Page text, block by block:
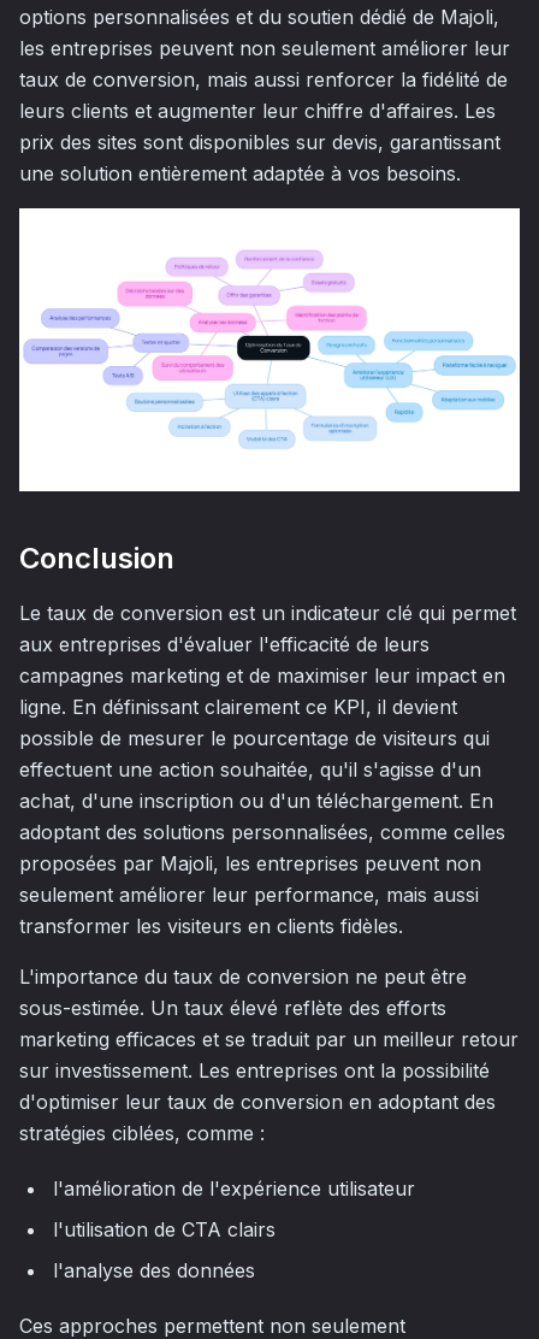
options personnalisées et du soutien dédié de Majoli,
les entreprises peuvent non seulement améliorer leur
taux de conversion, mais aussi renforcer la fidélité de
leurs clients et augmenter leur chiffre d'affaires. Les
prix des sites sont disponibles sur devis, garantissant
une solution entièrement adaptée à vos besoins.
Conclusion
Le taux de conversion est un indicateur clé qui permet
aux entreprises d'évaluer l'efficacité de leurs
campagnes marketing et de maximiser leur impact en
ligne. En définissant clairement ce KPI, il devient
possible de mesurer le pourcentage de visiteurs qui
effectuent une action souhaitée, qu'il s'agisse d'un
achat, d'une inscription ou d'un téléchargement. En
adoptant des solutions personnalisées, comme celles
proposées par Majoli, les entreprises peuvent non
seulement améliorer leur performance, mais aussi
transformer les visiteurs en clients fidèles.
L'importance du taux de conversion ne peut être
sous-estimée. Un taux élevé reflète des efforts
marketing efficaces et se traduit par un meilleur retour
sur investissement. Les entreprises ont la possibilité
d'optimiser leur taux de conversion en adoptant des
stratégies ciblées, comme :
l'amélioration de l'expérience utilisateur
l'utilisation de CTA clairs
l'analyse des données
Ces approches permettent non seulement